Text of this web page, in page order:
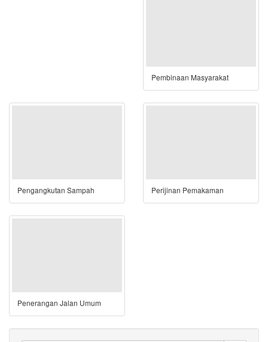
Pembinaan Masyarakat
Pengangkutan Sampah Perijinan Pemakaman
Penerangan Jalan Umum